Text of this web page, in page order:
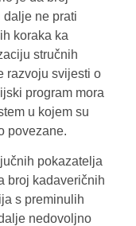
ne prati
koraka ka
stručnih
razvoju svijesti o
program mora
u kojem su
povezane.
pokazatelja
broj kadaveričnih
s preminulih
nedovoljno